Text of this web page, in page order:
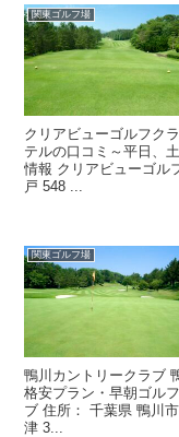
関東ゴルフ場
クリアビューゴルフク
テルの口コミ～平日、
情報 クリアビューゴル
戸 548 ...
関東ゴルフ場
鴨川カントリークラブ
格安プラン・早朝ゴル
ブ 住所： 千葉県 鴨川
津 3...